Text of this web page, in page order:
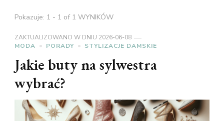
Pokazuje: 1 - 1 of 1 WYNIKÓW
ZAKTUALIZOWANO W DNIU 2026-06-08
MODA
PORADY STYLIZACJE DAMSKIE
Jakie buty na sylwestra
wybrać?